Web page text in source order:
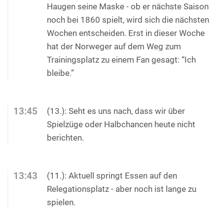
Haugen seine Maske - ob er nächste Saison
noch bei 1860 spielt, wird sich die nächsten
Wochen entscheiden. Erst in dieser Woche
hat der Norweger auf dem Weg zum
Trainingsplatz zu einem Fan gesagt: “Ich
bleibe.”
13:45
(13.): Seht es uns nach, dass wir über
Spielzüge oder Halbchancen heute nicht
berichten.
13:43
(11.): Aktuell springt Essen auf den
Relegationsplatz - aber noch ist lange zu
spielen.